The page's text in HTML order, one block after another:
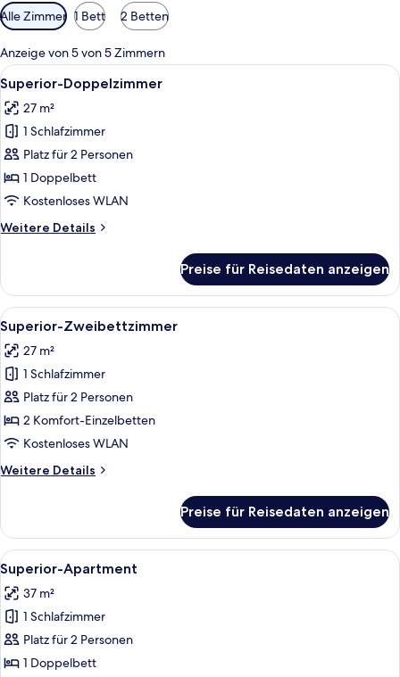
Verfügbare
Filter
für
Zimmer
Alle Zimmer 1 Bett 2 Betten
Anzeige von 5 von 5 Zimmern
Alle
Fotos
für
Superior-
Doppelzimmer
anzeigen
Ein Hotelzimmer mit Bett,
6
Superior-Doppelzimmer
27 m²
1 Schlafzimmer
Platz für 2 Personen
1 Doppelbett
Kostenloses WLAN
Weitere Details
Weitere
Doppelzimmer
Preise für Reisedaten anzeigen
Alle
Fotos
für
Superior-
Zweibettzimmer
anzeigen
Ein Hotelzimmer mit zwei Betten,
6
Superior-Zweibettzimmer
27 m²
1 Schlafzimmer
Platz für 2 Personen
2 Komfort-Einzelbetten
Kostenloses WLAN
Weitere Details
Weitere
Zweibettzimmer
Preise für Reisedaten anzeigen
Alle
Fotos
für
Superior-
Apartment
anzeigen
Ein Hotelzimmer mit Bett, einer
6
Superior-Apartment
37 m²
1 Schlafzimmer
Platz für 2 Personen
1 Doppelbett